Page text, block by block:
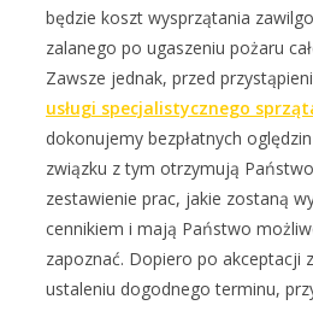
będzie koszt wysprzątania
zalanego po ugaszeniu pożaru
Zawsze jednak, przed
usługi specjalistycznego
dokonujemy bezpłatnych
związku z tym otrzymują
zestawienie prac, jakie zostaną
cennikiem i mają Państwo
zapoznać. Dopiero po akceptacji
ustaleniu dogodnego terminu,